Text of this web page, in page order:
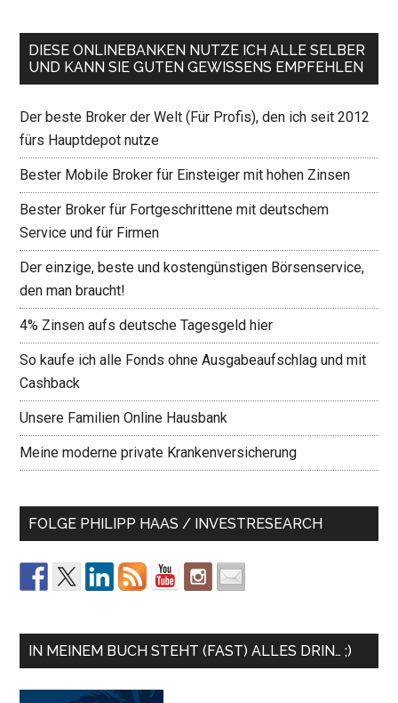
DIESE ONLINEBANKEN NUTZE ICH ALLE SELBER
UND KANN SIE GUTEN GEWISSENS EMPFEHLEN
Der beste Broker der Welt (Für Profis), den ich seit 2012
fürs Hauptdepot nutze
Bester Mobile Broker für Einsteiger mit hohen Zinsen
Bester Broker für Fortgeschrittene mit deutschem
Service und für Firmen
Der einzige, beste und kostengünstigen Börsenservice,
den man braucht!
4% Zinsen aufs deutsche Tagesgeld hier
So kaufe ich alle Fonds ohne Ausgabeaufschlag und mit
Cashback
Unsere Familien Online Hausbank
Meine moderne private Krankenversicherung
FOLGE PHILIPP HAAS / INVESTRESEARCH
IN MEINEM BUCH STEHT (FAST) ALLES DRIN… ;)